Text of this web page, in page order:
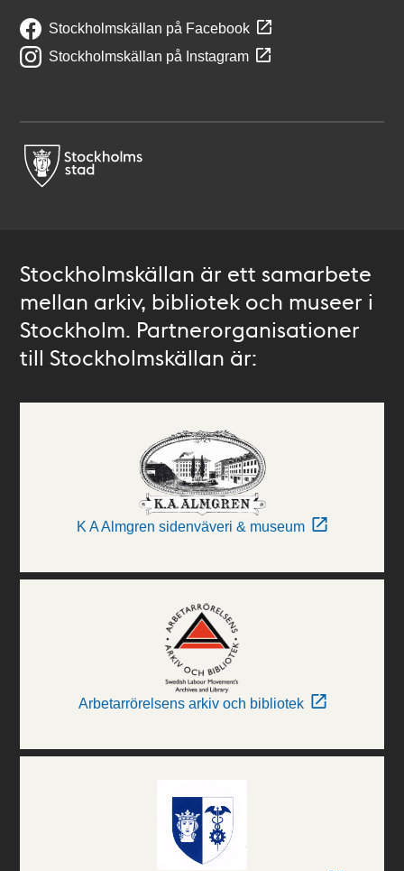
Stockholmskällan på Facebook
Stockholmskällan på Instagram
Stockholmskällan är ett samarbete
mellan arkiv, bibliotek och museer i
Stockholm. Partnerorganisationer
till Stockholmskällan är:
K A Almgren sidenväveri & museum
Arbetarrörelsens arkiv och bibliotek